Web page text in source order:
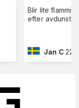
Blir lite
efter
Jan C